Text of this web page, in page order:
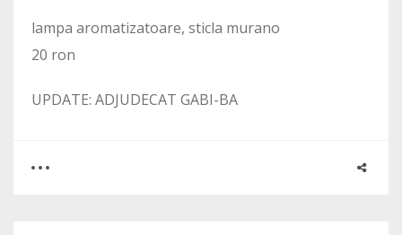
lampa aromatizatoare, sticla murano
20 ron
UPDATE: ADJUDECAT GABI-BA